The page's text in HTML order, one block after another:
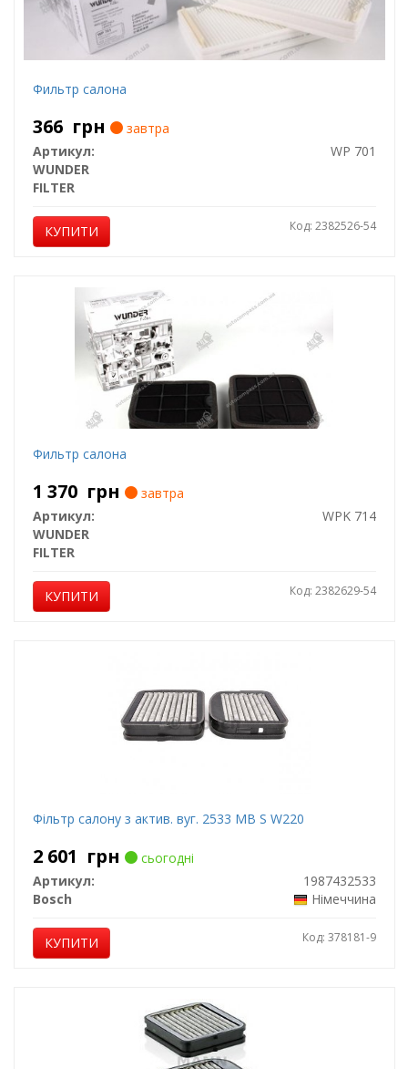
Фильтр салона
366 грн
завтра
Артикул:
WP 701
WUNDER
FILTER
КУПИТИ Код: 2382526-54
Фильтр салона
1 370 грн
завтра
Артикул:
WPK 714
WUNDER
FILTER
КУПИТИ Код: 2382629-54
Фільтр салону з актив. вуг. 2533 MB S W220
2 601 грн
сьогодні
Артикул:
1987432533
Bosch
Німеччина
КУПИТИ Код: 378181-9